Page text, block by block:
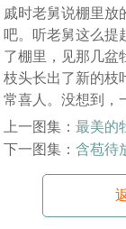
戚时老舅说棚里放
吧。听老舅这么提
了棚里，见那几盆
枝头长出了新的枝
常喜人。没想到，
上一图集：最美的
下一图集：含苞待